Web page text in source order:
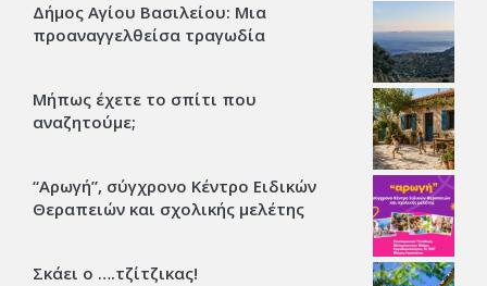
Δήμος Αγίου Βασιλείου: Μια
προαναγγελθείσα τραγωδία
Μήπως έχετε το σπίτι που
αναζητούμε;
“Αρωγή”, σύγχρονο Κέντρο Ειδικών
Θεραπειών και σχολικής μελέτης
Σκάει ο ….τζίτζικας!